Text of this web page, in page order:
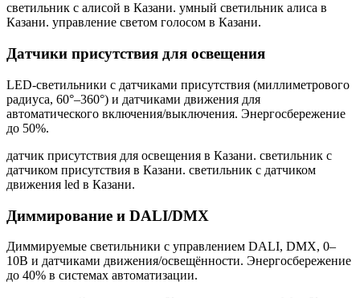
светильник с алисой в Казани. умный светильник алиса в
Казани. управление светом голосом в Казани.
Датчики присутствия для освещения
LED-светильники с датчиками присутствия (миллиметрового
радиуса, 60°–360°) и датчиками движения для
автоматического включения/выключения. Энергосбережение
до 50%.
датчик присутствия для освещения в Казани. светильник с
датчиком присутствия в Казани. светильник с датчиком
движения led в Казани.
Диммирование и DALI/DMX
Диммируемые светильники с управлением DALI, DMX, 0–
10В и датчиками движения/освещённости. Энергосбережение
до 40% в системах автоматизации.